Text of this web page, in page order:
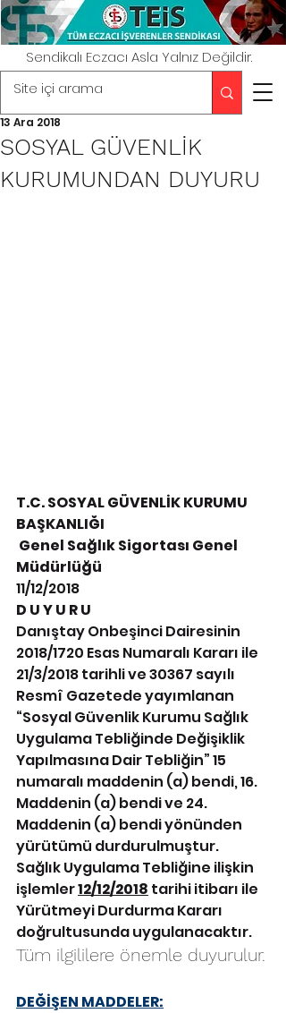
Sendikalı Eczacı Asla Yalnız Değildir.
SOSYAL GÜVENLİK
KURUMUNDAN DUYURU
13 Ara 2018
T.C. SOSYAL GÜVENLİK KURUMU
BAŞKANLIĞI
Genel Sağlık Sigortası Genel
Müdürlüğü
11/12/2018
D U Y U R U
Danıştay Onbeşinci Dairesinin
2018/1720 Esas Numaralı Kararı ile
21/3/2018 tarihli ve 30367 sayılı
Resmî Gazetede yayımlanan
“Sosyal Güvenlik Kurumu Sağlık
Uygulama Tebliğinde Değişiklik
Yapılmasına Dair Tebliğin” 15
numaralı maddenin (a) bendi, 16.
Maddenin (a) bendi ve 24.
Maddenin (a) bendi yönünden
yürütümü durdurulmuştur.
Sağlık Uygulama Tebliğine ilişkin
işlemler 12/12/2018 tarihi itibarı ile
Yürütmeyi Durdurma Kararı
doğrultusunda uygulanacaktır.
Tüm ilgililere önemle duyurulur.
DEĞİŞEN MADDELER: